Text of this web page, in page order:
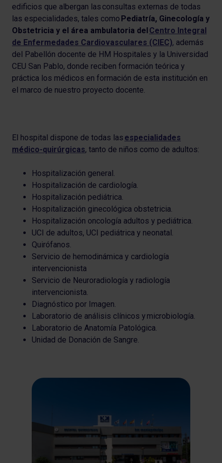
edificios que albergan las consultas externas de todas
las especialidades, tales como Pediatría, Ginecología y
Obstetricia y el área ambulatoria del Centro Integral
de Enfermedades Cardiovasculares (CIEC), además
del Pabellón docente de HM Hospitales y la Universidad
CEU San Pablo, donde reciben formación teórica y
práctica los médicos en formación de esta institución en
el marco de nuestro proyecto docente.
El hospital dispone de todas las especialidades
médico-quirúrgicas, tanto de niños como de adultos:
Hospitalización general.
Hospitalización de cardiología.
Hospitalización pediátrica.
Hospitalización ginecológica obstetricia.
Hospitalización oncología adultos y pediátrica.
UCI de adultos, UCI pediátrica y neonatal.
Quirófanos.
Servicio de hemodinámica y cardiología
intervencionista
Servicio de Neuroradiología y radiología
intervencionista.
Diagnóstico por Imagen.
Laboratorio de análisis clínicos y microbiología.
Laboratorio de Anatomía Patológica.
Unidad de Donación de Sangre.